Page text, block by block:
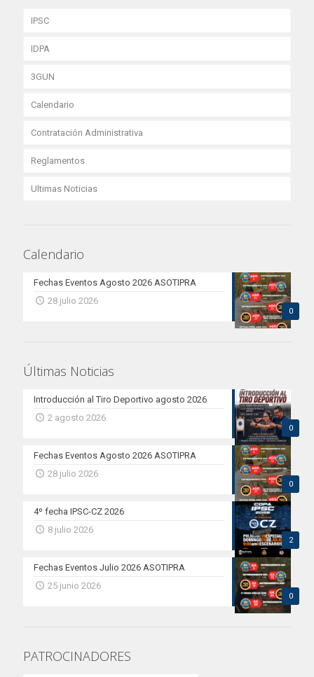
IPSC
IDPA
3GUN
Calendario
Contratación Administrativa
Reglamentos
Ultimas Noticias
Calendario
0
Fechas Eventos Agosto 2026 ASOTIPRA
28 julio 2026
Últimas Noticias
0
Introducción al Tiro Deportivo agosto 2026
2 agosto 2026
0
Fechas Eventos Agosto 2026 ASOTIPRA
28 julio 2026
2
4º fecha IPSC-CZ 2026
8 julio 2026
0
Fechas Eventos Julio 2026 ASOTIPRA
25 junio 2026
PATROCINADORES